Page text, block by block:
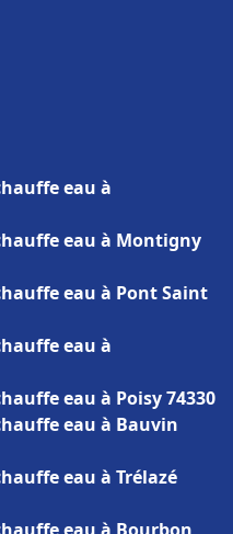
eau à
eau à Montigny
eau à Pont Saint
eau à
eau à Poisy 74330
eau à Bauvin
eau à Trélazé